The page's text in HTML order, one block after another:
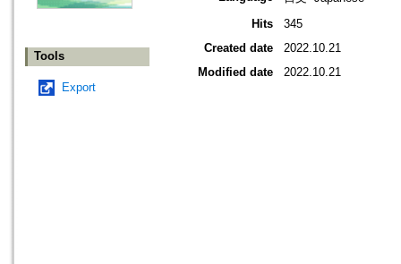
Tools
Export
Hits
345
Created date
2022.10.21
Modified date
2022.10.21